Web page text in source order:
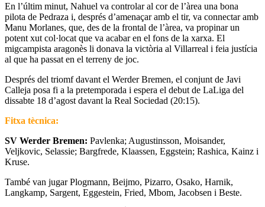
En l’últim minut, Nahuel va controlar al cor de l’àrea una bona
pilota de Pedraza i, després d’amenaçar amb el tir, va connectar amb
Manu Morlanes, que, des de la frontal de l’àrea, va propinar un
potent xut col·locat que va acabar en el fons de la xarxa. El
migcampista aragonès li donava la victòria al Villarreal i feia justícia
al que ha passat en el terreny de joc.
Després del triomf davant el Werder Bremen, el conjunt de Javi
Calleja posa fi a la pretemporada i espera el debut de LaLiga del
dissabte 18 d’agost davant la Real Sociedad (20:15).
Fitxa tècnica:
SV Werder Bremen: Pavlenka; Augustinsson, Moisander,
Veljkovic, Selassie; Bargfrede, Klaassen, Eggstein; Rashica, Kainz i
Kruse.
També van jugar Plogmann, Beijmo, Pizarro, Osako, Harnik,
Langkamp, Sargent, Eggestein, Fried, Mbom, Jacobsen i Beste.